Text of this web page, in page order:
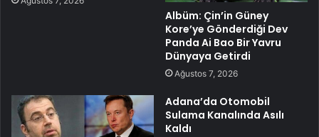
Albüm: Çin’in Güney
Kore’ye Gönderdiği Dev
Panda Ai Bao Bir Yavru
Dünyaya Getirdi
Ağustos 7, 2026
Adana’da Otomobil
Sulama Kanalında Asılı
Kaldı